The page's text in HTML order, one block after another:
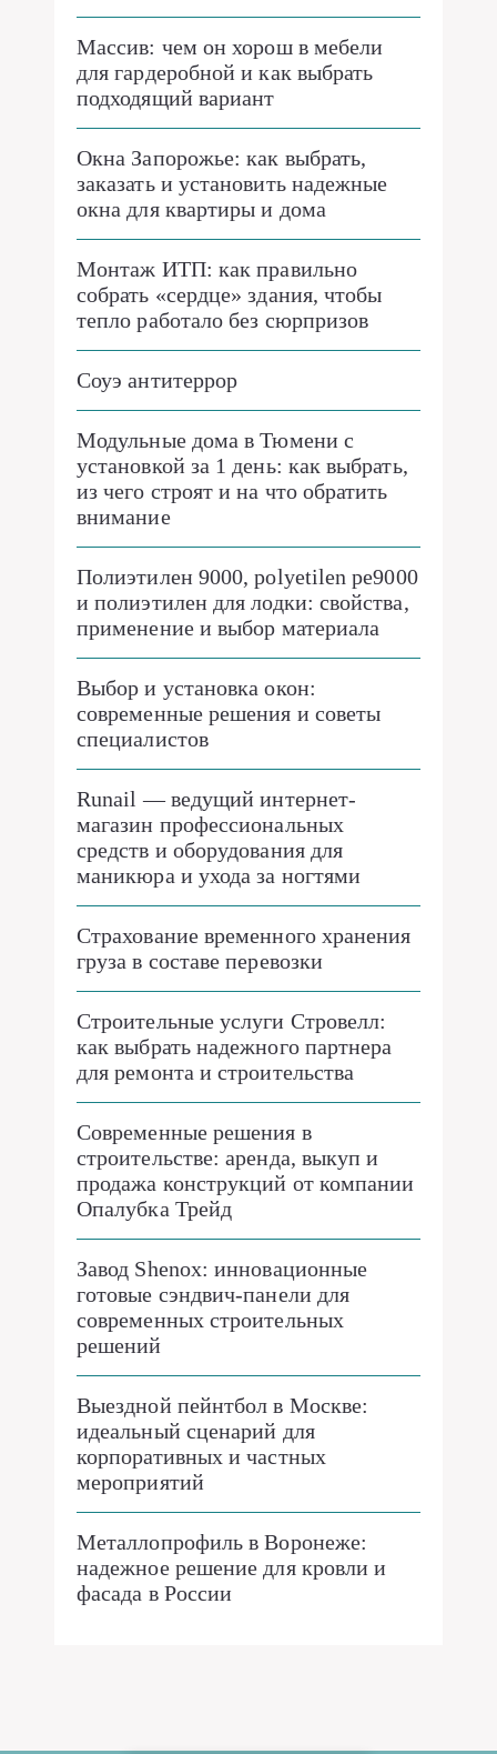
Массив: чем он хорош в мебели
для гардеробной и как выбрать
подходящий вариант
Окна Запорожье: как выбрать,
заказать и установить надежные
окна для квартиры и дома
Монтаж ИТП: как правильно
собрать «сердце» здания, чтобы
тепло работало без сюрпризов
Соуэ антитеррор
Модульные дома в Тюмени с
установкой за 1 день: как выбрать,
из чего строят и на что обратить
внимание
Полиэтилен 9000, polyetilen pe9000
и полиэтилен для лодки: свойства,
применение и выбор материала
Выбор и установка окон:
современные решения и советы
специалистов
Runail — ведущий интернет-
магазин профессиональных
средств и оборудования для
маникюра и ухода за ногтями
Страхование временного хранения
груза в составе перевозки
Строительные услуги Стровелл:
как выбрать надежного партнера
для ремонта и строительства
Современные решения в
строительстве: аренда, выкуп и
продажа конструкций от компании
Опалубка Трейд
Завод Shenox: инновационные
готовые сэндвич-панели для
современных строительных
решений
Выездной пейнтбол в Москве:
идеальный сценарий для
корпоративных и частных
мероприятий
Металлопрофиль в Воронеже:
надежное решение для кровли и
фасада в России